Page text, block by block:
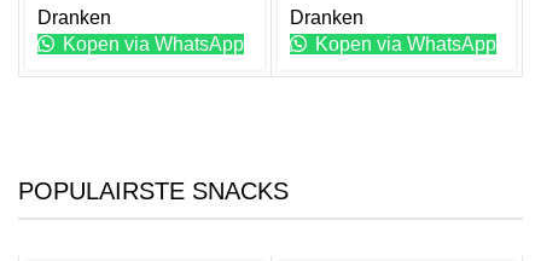
Dranken
Kopen via WhatsApp
Dranken
Kopen via WhatsApp
POPULAIRSTE SNACKS